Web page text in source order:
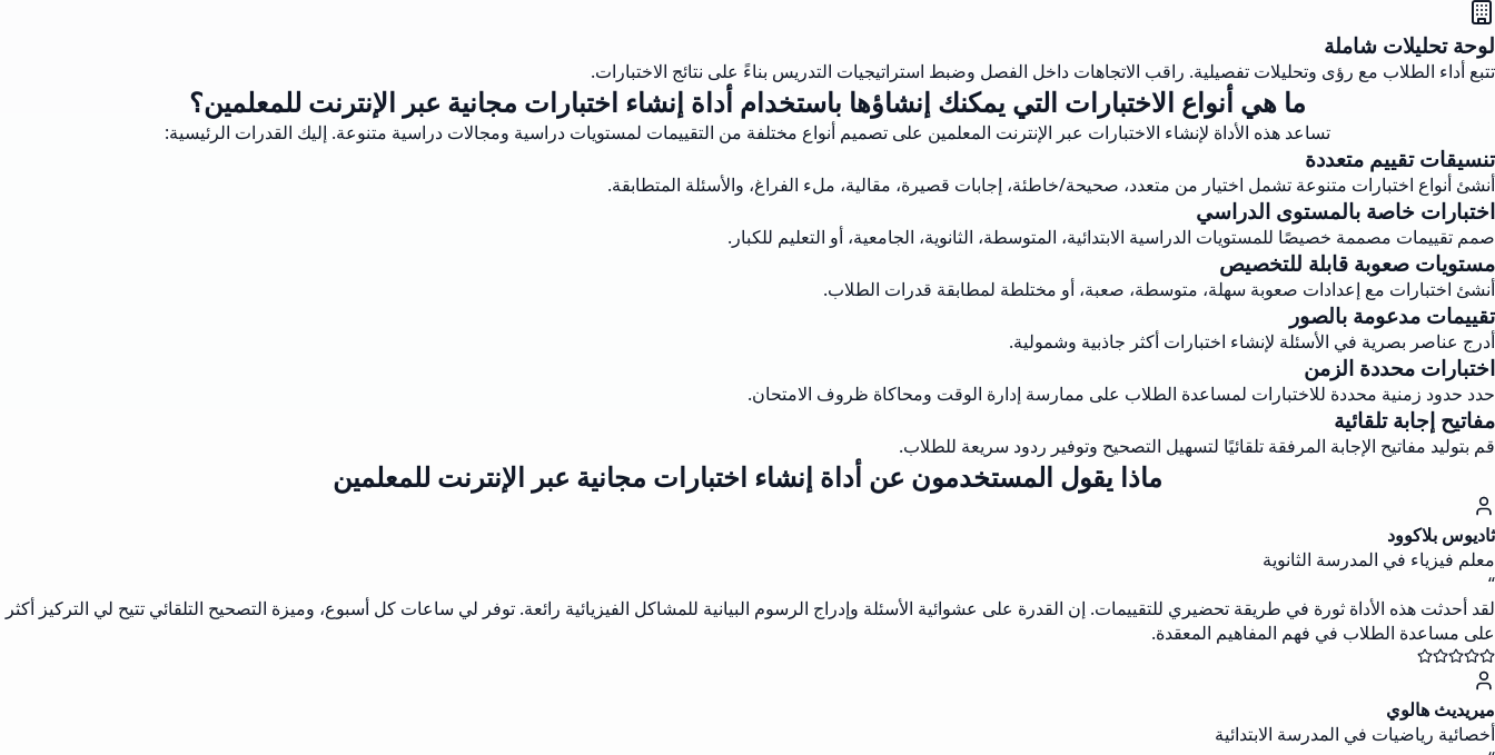
لوحة تحليلات شاملة
تتبع أداء الطلاب مع رؤى وتحليلات تفصيلية. راقب الاتجاهات داخل الفصل وضبط استراتيجيات التدريس بناءً على نتائج الاختبارات.
ما هي أنواع الاختبارات التي يمكنك إنشاؤها باستخدام أداة إنشاء اختبارات مجانية عبر الإنترنت للمعلمين؟
تساعد هذه الأداة لإنشاء الاختبارات عبر الإنترنت المعلمين على تصميم أنواع مختلفة من التقييمات لمستويات دراسية ومجالات دراسية متنوعة. إليك القدرات الرئيسية:
تنسيقات تقييم متعددة
أنشئ أنواع اختبارات متنوعة تشمل اختيار من متعدد، صحيحة/خاطئة، إجابات قصيرة، مقالية، ملء الفراغ، والأسئلة المتطابقة.
اختبارات خاصة بالمستوى الدراسي
صمم تقييمات مصممة خصيصًا للمستويات الدراسية الابتدائية، المتوسطة، الثانوية، الجامعية، أو التعليم للكبار.
مستويات صعوبة قابلة للتخصيص
أنشئ اختبارات مع إعدادات صعوبة سهلة، متوسطة، صعبة، أو مختلطة لمطابقة قدرات الطلاب.
تقييمات مدعومة بالصور
أدرج عناصر بصرية في الأسئلة لإنشاء اختبارات أكثر جاذبية وشمولية.
اختبارات محددة الزمن
حدد حدود زمنية محددة للاختبارات لمساعدة الطلاب على ممارسة إدارة الوقت ومحاكاة ظروف الامتحان.
مفاتيح إجابة تلقائية
قم بتوليد مفاتيح الإجابة المرفقة تلقائيًا لتسهيل التصحيح وتوفير ردود سريعة للطلاب.
ماذا يقول المستخدمون عن أداة إنشاء اختبارات مجانية عبر الإنترنت للمعلمين
ثاديوس بلاكوود
معلم فيزياء في المدرسة الثانوية
“
لقد أحدثت هذه الأداة ثورة في طريقة تحضيري للتقييمات. إن القدرة على عشوائية الأسئلة وإدراج الرسوم البيانية للمشاكل الفيزيائية رائعة. توفر لي ساعات كل أسبوع، وميزة التصحيح التلقائي تتيح لي التركيز أكثر
على مساعدة الطلاب في فهم المفاهيم المعقدة.
ميريديث هالوي
أخصائية رياضيات في المدرسة الابتدائية